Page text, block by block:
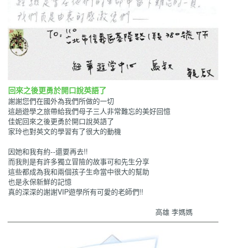
回來之後更勇於開口說英語了
謝謝您們在國外為我們所做的一切
這趟遊學之旅帶給我們母子三人非常難忘的美好回憶
佳妮回來之後更勇於開口說英語了
家玲也對英文的學習有了很大的動機
因她和我有約--還要再去!!
而我則是有許多獨立冒險的故事可和先生分享
這些都成為我和兩個孩子生命當中很大的幫助
也是永保新鮮的記憶
真的深深的謝謝VIP遊學所有可愛的老師們!!
高雄 李媽媽